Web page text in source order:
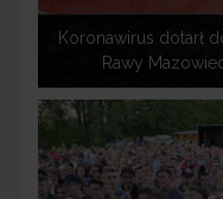
Koronawirus dotarł
Rawy